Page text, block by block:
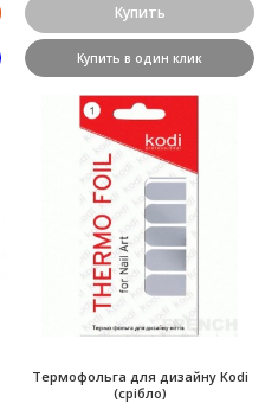
Купить
Купить в один клик
Термофольга для дизайну Kodi
(срібло)